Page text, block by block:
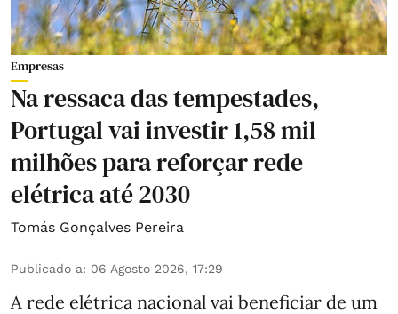
Empresas
Na ressaca das tempestades,
Portugal vai investir 1,58 mil
milhões para reforçar rede
elétrica até 2030
Tomás Gonçalves Pereira
Publicado a: 06 Agosto 2026, 17:29
A rede elétrica nacional vai beneficiar de um